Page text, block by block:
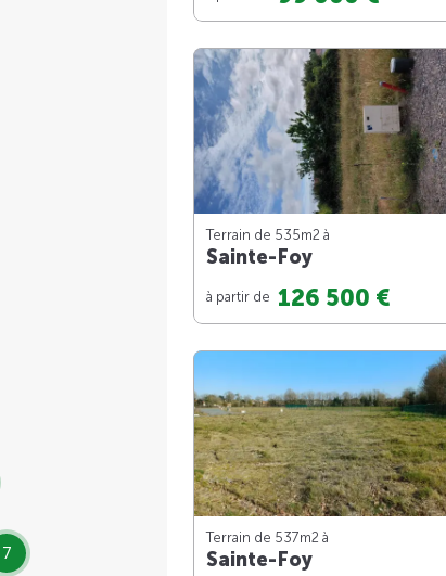
7
Terrain de 535m2 à
Sainte-Foy
à partir de 126 500 €
Terrain de 537m2 à
Sainte-Foy